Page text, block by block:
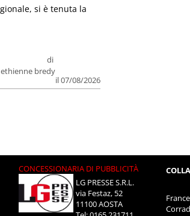
di
ethienne bredy
il 07/08/2026
si è tenuta la
CONCESSIONARIA DI PUBBLICITÀ
LG PRESSE S.R.L.
via Festaz, 52
11100 AOSTA